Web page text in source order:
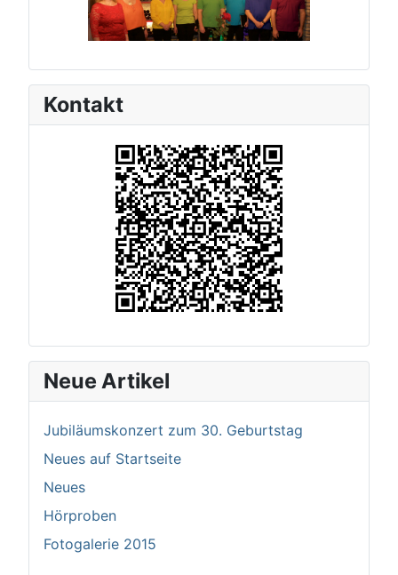
Kontakt
Neue Artikel
Jubiläumskonzert zum 30. Geburtstag
Neues auf Startseite
Neues
Hörproben
Fotogalerie 2015